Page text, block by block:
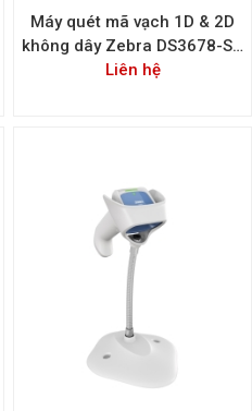
Máy quét mã vạch 1D & 2D
không dây Zebra DS3678-SR
S
Liên hệ